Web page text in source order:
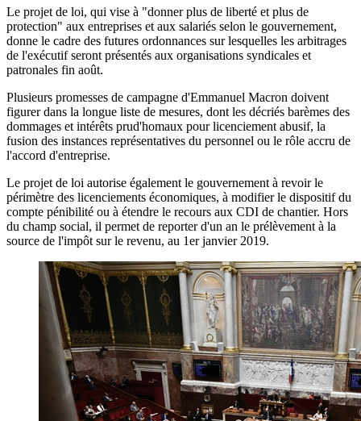
Le projet de loi, qui vise à "donner plus de liberté et plus de
protection" aux entreprises et aux salariés selon le gouvernement,
donne le cadre des futures ordonnances sur lesquelles les arbitrages
de l'exécutif seront présentés aux organisations syndicales et
patronales fin août.
Plusieurs promesses de campagne d'Emmanuel Macron doivent
figurer dans la longue liste de mesures, dont les décriés barèmes des
dommages et intérêts prud'homaux pour licenciement abusif, la
fusion des instances représentatives du personnel ou le rôle accru de
l'accord d'entreprise.
Le projet de loi autorise également le gouvernement à revoir le
périmètre des licenciements économiques, à modifier le dispositif du
compte pénibilité ou à étendre le recours aux CDI de chantier. Hors
du champ social, il permet de reporter d'un an le prélèvement à la
source de l'impôt sur le revenu, au 1er janvier 2019.